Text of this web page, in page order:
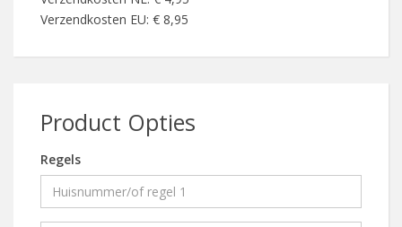
Verzendkosten EU: € 8,95
Product Opties
Regels